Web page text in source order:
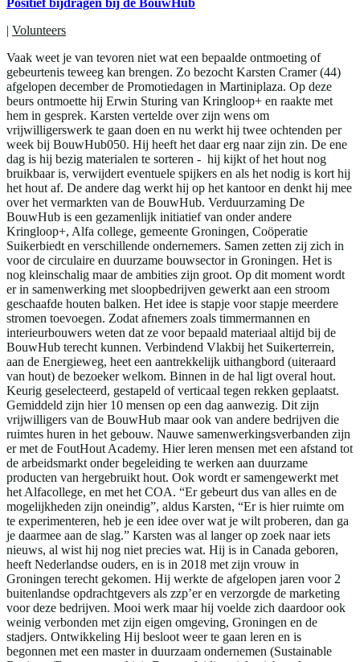
| Volunteers
Vaak weet je van tevoren niet wat een bepaalde ontmoeting of
gebeurtenis teweeg kan brengen. Zo bezocht Karsten Cramer (44)
afgelopen december de Promotiedagen in Martiniplaza. Op deze
beurs ontmoette hij Erwin Sturing van Kringloop+ en raakte met
hem in gesprek. Karsten vertelde over zijn wens om
vrijwilligerswerk te gaan doen en nu werkt hij twee ochtenden per
week bij BouwHub050. Hij heeft het daar erg naar zijn zin. De ene
dag is hij bezig materialen te sorteren - hij kijkt of het hout nog
bruikbaar is, verwijdert eventuele spijkers en als het nodig is kort hij
het hout af. De andere dag werkt hij op het kantoor en denkt hij mee
over het vermarkten van de BouwHub. Verduurzaming De
BouwHub is een gezamenlijk initiatief van onder andere
Kringloop+, Alfa college, gemeente Groningen, Coöperatie
Suikerbiedt en verschillende ondernemers. Samen zetten zij zich in
voor de circulaire en duurzame bouwsector in Groningen. Het is
nog kleinschalig maar de ambities zijn groot. Op dit moment wordt
er in samenwerking met sloopbedrijven gewerkt aan een stroom
geschaafde houten balken. Het idee is stapje voor stapje meerdere
stromen toevoegen. Zodat afnemers zoals timmermannen en
interieurbouwers weten dat ze voor bepaald materiaal altijd bij de
BouwHub terecht kunnen. Verbindend Vlakbij het Suikerterrein,
aan de Energieweg, heet een aantrekkelijk uithangbord (uiteraard
van hout) de bezoeker welkom. Binnen in de hal ligt overal hout.
Keurig geselecteerd, gestapeld of verticaal tegen rekken geplaatst.
Gemiddeld zijn hier 10 mensen op een dag aanwezig. Dit zijn
vrijwilligers van de BouwHub maar ook van andere bedrijven die
ruimtes huren in het gebouw. Nauwe samenwerkingsverbanden zijn
er met de FoutHout Academy. Hier leren mensen met een afstand tot
de arbeidsmarkt onder begeleiding te werken aan duurzame
producten van hergebruikt hout. Ook wordt er samengewerkt met
het Alfacollege, en met het COA. “Er gebeurt dus van alles en de
mogelijkheden zijn oneindig”, aldus Karsten, “Er is hier ruimte om
te experimenteren, heb je een idee over wat je wilt proberen, dan ga
je daarmee aan de slag.” Karsten was al langer op zoek naar iets
nieuws, al wist hij nog niet precies wat. Hij is in Canada geboren,
heeft Nederlandse ouders, en is in 2018 met zijn vrouw in
Groningen terecht gekomen. Hij werkte de afgelopen jaren voor 2
buitenlandse opdrachtgevers als zzp’er en verzorgde de marketing
voor deze bedrijven. Mooi werk maar hij voelde zich daardoor ook
weinig verbonden met zijn eigen omgeving, Groningen en de
stadjers. Ontwikkeling Hij besloot weer te gaan leren en is
begonnen met een master in duurzaam ondernemen (Sustainable